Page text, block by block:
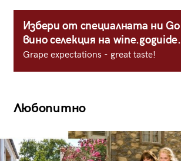
Избери от специалната ни
вино селекция на
Grape expectations - great taste!
Любопитно